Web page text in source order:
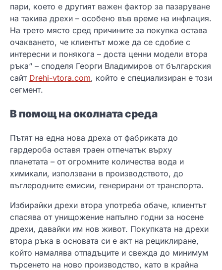
пари, което е другият важен фактор за пазаруване
на такива дрехи – особено във време на инфлация.
На трето място сред причините за покупка остава
очакването, че клиентът може да се сдобие с
интересни и понякога – доста ценни модели втора
ръка“ – споделя Георги Владимиров от българския
сайт Drehi-vtora.com, който е специализиран е този
сегмент.
В помощ на околната среда
Пътят на една нова дреха от фабриката до
гардероба оставя траен отпечатък върху
планетата – от огромните количества вода и
химикали, използвани в производството, до
въглеродните емисии, генерирани от транспорта.
Избирайки дрехи втора употреба обаче, клиентът
спасява от унищожение напълно годни за носене
дрехи, давайки им нов живот. Покупката на дрехи
втора ръка в основата си е акт на рециклиране,
който намалява отпадъците и свежда до минимум
търсенето на ново производство, като в крайна